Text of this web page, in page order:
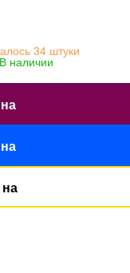
34 штуки
В наличии